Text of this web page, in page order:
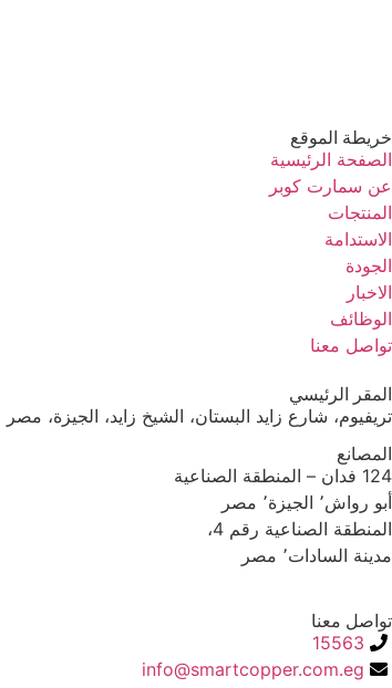
خريطة الموقع
الصفحة الرئيسية
عن سمارت كوبر
المنتجات
الاستدامة
الجودة
الاخبار
الوظائف
تواصل معنا
المقر الرئيسي
تريفيوم، شارع زايد البستان، الشيخ زايد، الجيزة، مصر
المصانع
124 فدان – المنطقة الصناعية
أبو رواش٬ الجيزة٬ مصر
المنطقة الصناعية رقم 4،
مدينة السادات٬ مصر
تواصل معنا
15563
info@smartcopper.com.eg